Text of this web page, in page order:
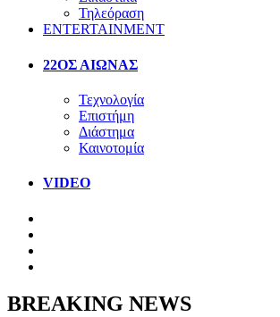
Τηλεόραση
ENTERTAINMENT
22ΟΣ ΑΙΩΝΑΣ
Τεχνολογία
Επιστήμη
Διάστημα
Καινοτομία
VIDEO
BREAKING NEWS